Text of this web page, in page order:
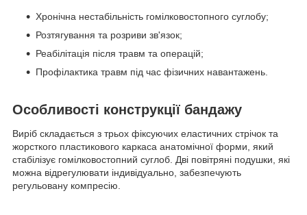
Хронічна нестабільність гомілковостопного суглобу;
Розтягування та розриви зв'язок;
Реабілітація після травм та операцій;
Профілактика травм під час фізичних навантажень.
Особливості конструкції бандажу
Виріб складається з трьох фіксуючих еластичних стрічок та
жорсткого пластикового каркаса анатомічної форми, який
стабілізує гомілковостопний суглоб. Дві повітряні подушки, які
можна відрегулювати індивідуально, забезпечують
регульовану компресію.